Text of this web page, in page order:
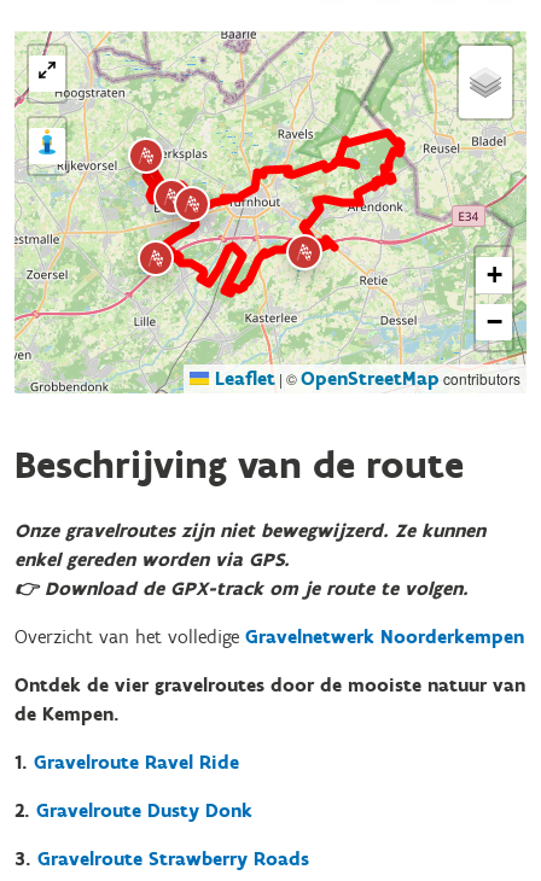
+
−
Leaflet | ©OpenStreetMap contributors
Beschrijving van de route
Onze gravelroutes zijn niet bewegwijzerd. Ze kunnen
enkel gereden worden via GPS.
👉 Download de GPX-track om je route te volgen.
Overzicht van het volledige Gravelnetwerk Noorderkempen
Ontdek de vier gravelroutes door de mooiste natuur van
de Kempen.
1. Gravelroute Ravel Ride
2. Gravelroute Dusty Donk
3. Gravelroute Strawberry Roads